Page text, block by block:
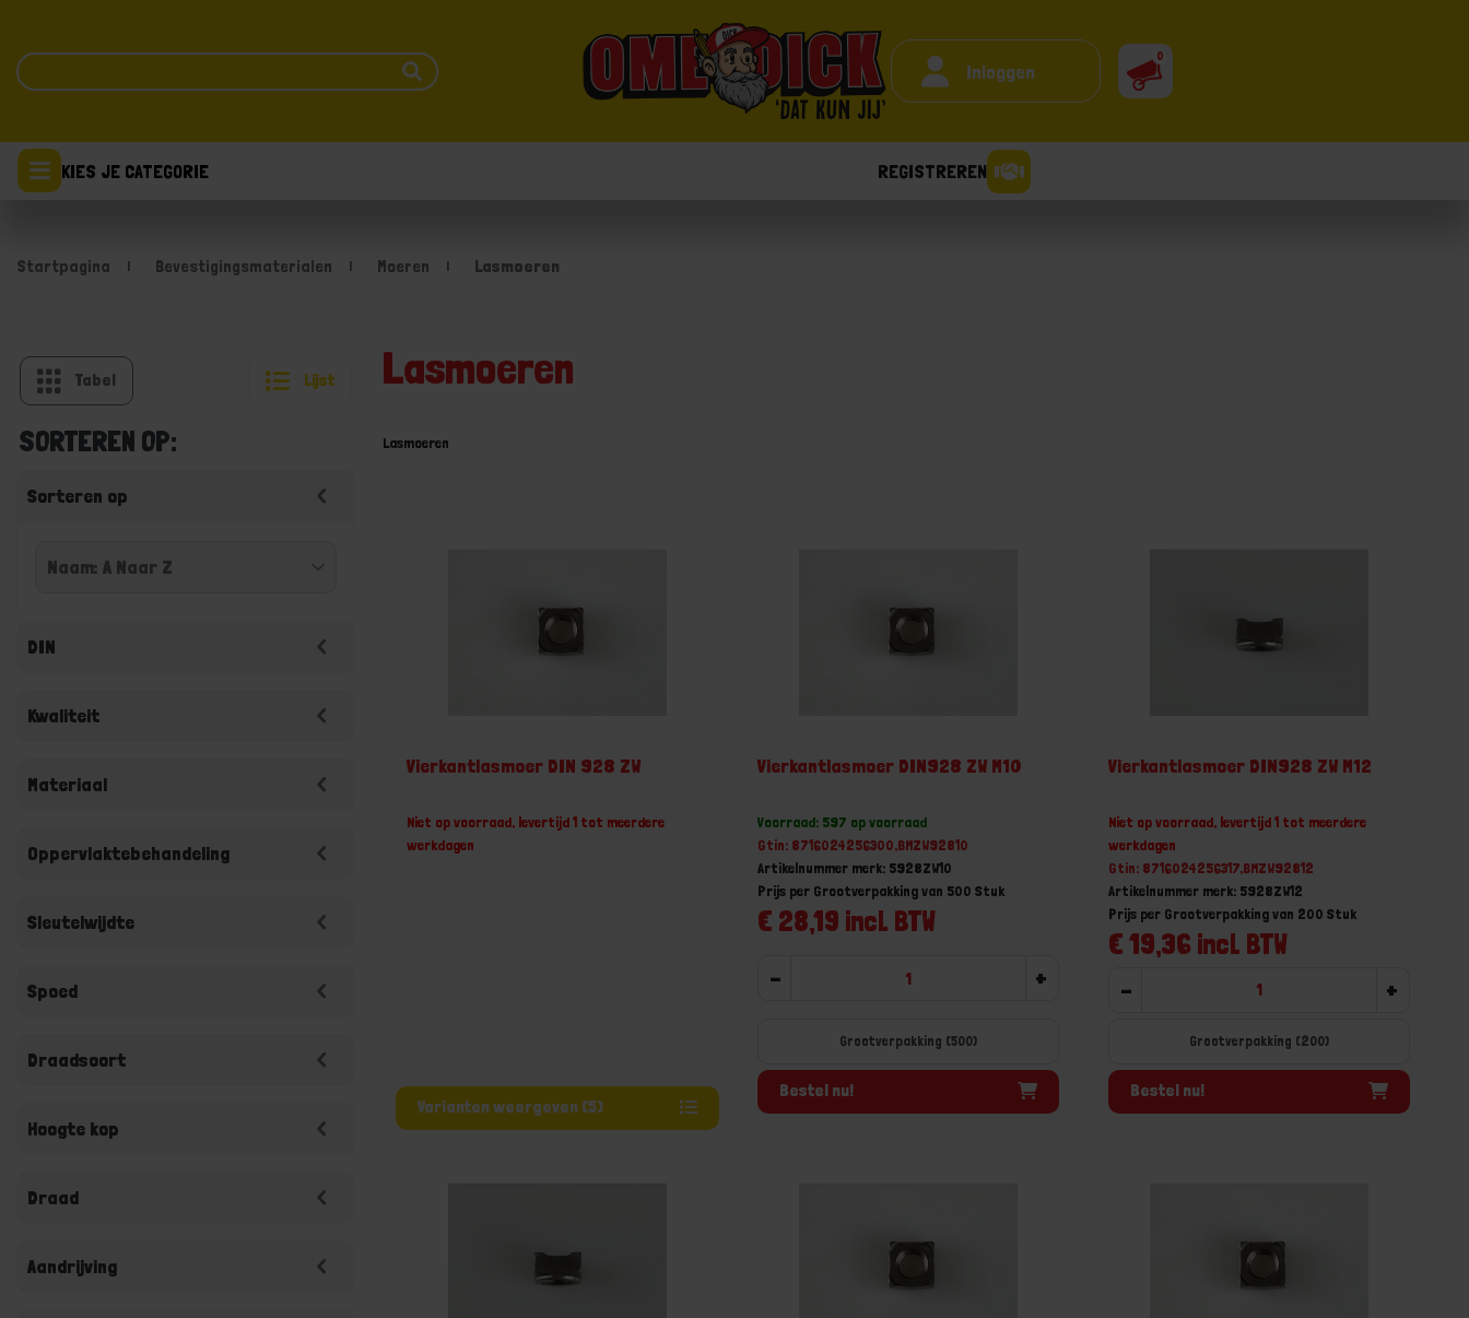
Inloggen
0
KIES JE CATEGORIE REGISTREREN
Startpagina Bevestigingsmaterialen Moeren Lasmoeren
Tabel Lijst
SORTEREN OP:
Sorteren op
DIN
Kwaliteit
Materiaal
Oppervlaktebehandeling
Sleutelwijdte
Spoed
Draadsoort
Hoogte kop
Draad
Aandrijving
Lasmoeren
Lasmoeren
Vierkantlasmoer DIN 928 ZW
Niet op voorraad, levertijd 1 tot meerdere
werkdagen
Varianten weergeven (5)
Vierkantlasmoer DIN928 ZW M10
Voorraad: 597 op voorraad
Gtin: 8716024256300,BMZW92810
Artikelnummer merk: 5928ZW10
€ 28,19 incl. BTW
Prijs per Grootverpakking van 500 Stuk
- +
Grootverpakking (500)
Bestel nu!
Vierkantlasmoer DIN928 ZW M12
Niet op voorraad, levertijd 1 tot meerdere
werkdagen
Gtin: 8716024256317,BMZW92812
Artikelnummer merk: 5928ZW12
€ 19,36 incl. BTW
Prijs per Grootverpakking van 200 Stuk
- +
Grootverpakking (200)
Bestel nu!